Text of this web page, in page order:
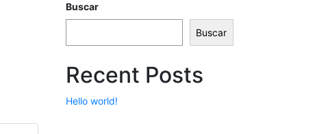
Buscar
Buscar
Recent Posts
Hello world!